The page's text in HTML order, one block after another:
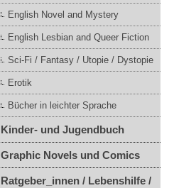
English Novel and Mystery
English Lesbian and Queer Fiction
Sci-Fi / Fantasy / Utopie / Dystopie
Erotik
Bücher in leichter Sprache
Kinder- und Jugendbuch
Graphic Novels und Comics
Ratgeber_innen / Lebenshilfe /